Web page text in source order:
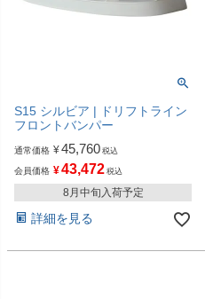
S15 シルビア | ドリフトライン
フロントバンパー
通常価格 ¥45,760 税込
会員価格 ¥43,472 税込
8月中旬入荷予定
詳細を見る